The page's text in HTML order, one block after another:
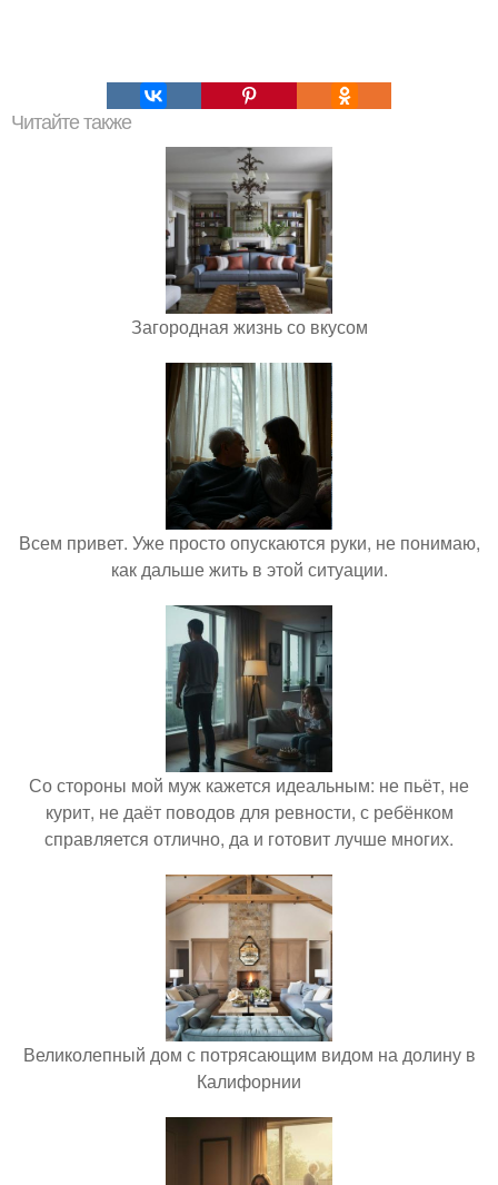
Читайте также
Загородная жизнь со вкусом
Всем привет. Уже просто опускаются руки, не понимаю,
как дальше жить в этой ситуации.
Со стороны мой муж кажется идеальным: не пьёт, не
курит, не даёт поводов для ревности, с ребёнком
справляется отлично, да и готовит лучше многих.
Великолепный дом с потрясающим видом на долину в
Калифорнии